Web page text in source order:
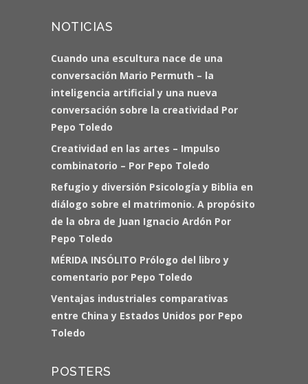
NOTICIAS
Cuando una escultura nace de una
conversación Mario Permuth – la
inteligencia artificial y una nueva
conversación sobre la creatividad Por
Pepo Toledo
Creatividad en las artes – Impulso
combinatorio – Por Pepo Toledo
Refugio y diversión Psicología y Biblia en
diálogo sobre el matrimonio. A propósito
de la obra de Juan Ignacio Ardón Por
Pepo Toledo
MÉRIDA INSÓLITO Prólogo del libro y
comentario por Pepo Toledo
Ventajas industriales comparativas
entre China y Estados Unidos por Pepo
Toledo
POSTERS